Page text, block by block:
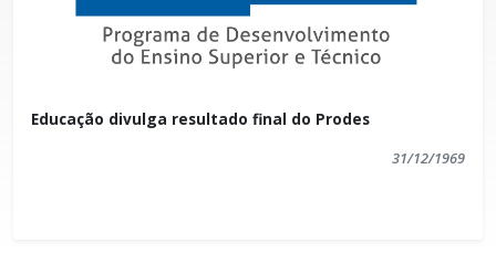
Educação divulga resultado final do Prodes
31/12/1969